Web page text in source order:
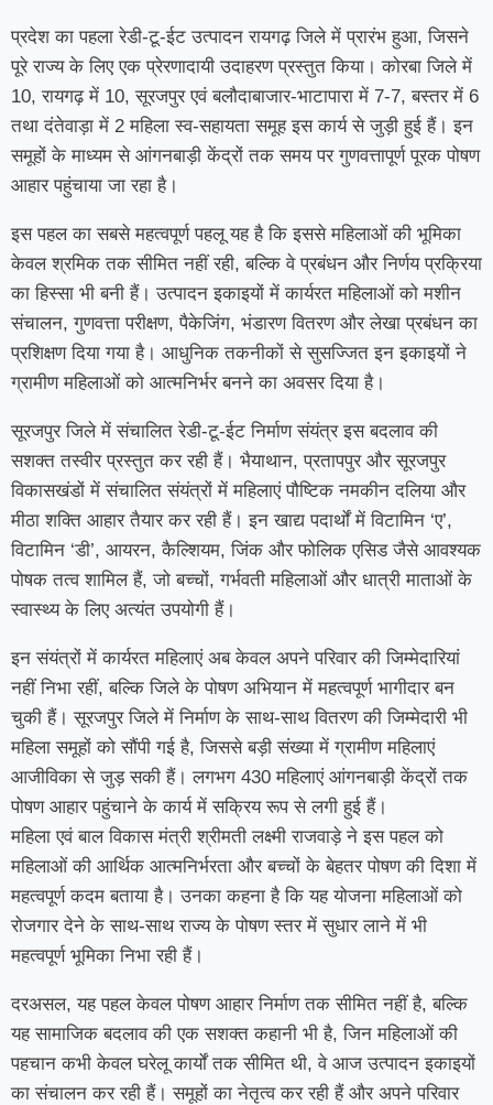
प्रदेश का पहला रेडी-टू-ईट उत्पादन रायगढ़ जिले में प्रारंभ हुआ, जिसने
पूरे राज्य के लिए एक प्रेरणादायी उदाहरण प्रस्तुत किया। कोरबा जिले में
10, रायगढ़ में 10, सूरजपुर एवं बलौदाबाजार-भाटापारा में 7-7, बस्तर में 6
तथा दंतेवाड़ा में 2 महिला स्व-सहायता समूह इस कार्य से जुड़ी हुई हैं। इन
समूहों के माध्यम से आंगनबाड़ी केंद्रों तक समय पर गुणवत्तापूर्ण पूरक पोषण
आहार पहुंचाया जा रहा है।
इस पहल का सबसे महत्वपूर्ण पहलू यह है कि इससे महिलाओं की भूमिका
केवल श्रमिक तक सीमित नहीं रही, बल्कि वे प्रबंधन और निर्णय प्रक्रिया
का हिस्सा भी बनी हैं। उत्पादन इकाइयों में कार्यरत महिलाओं को मशीन
संचालन, गुणवत्ता परीक्षण, पैकेजिंग, भंडारण वितरण और लेखा प्रबंधन का
प्रशिक्षण दिया गया है। आधुनिक तकनीकों से सुसज्जित इन इकाइयों ने
ग्रामीण महिलाओं को आत्मनिर्भर बनने का अवसर दिया है।
सूरजपुर जिले में संचालित रेडी-टू-ईट निर्माण संयंत्र इस बदलाव की
सशक्त तस्वीर प्रस्तुत कर रही हैं। भैयाथान, प्रतापपुर और सूरजपुर
विकासखंडों में संचालित संयंत्रों में महिलाएं पौष्टिक नमकीन दलिया और
मीठा शक्ति आहार तैयार कर रही हैं। इन खाद्य पदार्थों में विटामिन ‘ए’,
विटामिन ‘डी’, आयरन, कैल्शियम, जिंक और फोलिक एसिड जैसे आवश्यक
पोषक तत्व शामिल हैं, जो बच्चों, गर्भवती महिलाओं और धात्री माताओं के
स्वास्थ्य के लिए अत्यंत उपयोगी हैं।
इन संयंत्रों में कार्यरत महिलाएं अब केवल अपने परिवार की जिम्मेदारियां
नहीं निभा रहीं, बल्कि जिले के पोषण अभियान में महत्वपूर्ण भागीदार बन
चुकी हैं। सूरजपुर जिले में निर्माण के साथ-साथ वितरण की जिम्मेदारी भी
महिला समूहों को सौंपी गई है, जिससे बड़ी संख्या में ग्रामीण महिलाएं
आजीविका से जुड़ सकी हैं। लगभग 430 महिलाएं आंगनबाड़ी केंद्रों तक
पोषण आहार पहुंचाने के कार्य में सक्रिय रूप से लगी हुई हैं।
महिला एवं बाल विकास मंत्री श्रीमती लक्ष्मी राजवाड़े ने इस पहल को
महिलाओं की आर्थिक आत्मनिर्भरता और बच्चों के बेहतर पोषण की दिशा में
महत्वपूर्ण कदम बताया है। उनका कहना है कि यह योजना महिलाओं को
रोजगार देने के साथ-साथ राज्य के पोषण स्तर में सुधार लाने में भी
महत्वपूर्ण भूमिका निभा रही हैं।
दरअसल, यह पहल केवल पोषण आहार निर्माण तक सीमित नहीं है, बल्कि
यह सामाजिक बदलाव की एक सशक्त कहानी भी है, जिन महिलाओं की
पहचान कभी केवल घरेलू कार्यों तक सीमित थी, वे आज उत्पादन इकाइयों
का संचालन कर रही हैं। समूहों का नेतृत्व कर रही हैं और अपने परिवार